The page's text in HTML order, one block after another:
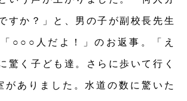
すか？」と、男の子が副校長先生
○○○人だよ！」のお返事。「え
驚く子ども達。さらに歩いて行く
がありました。水道の数に驚いた